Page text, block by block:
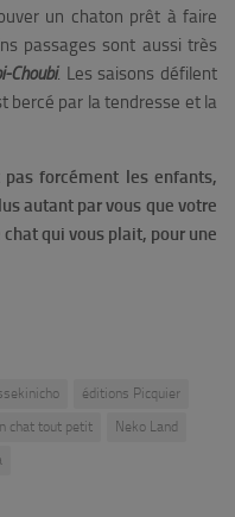
un chaton prêt à faire
passages sont aussi très
Choubi. Les saisons défilent
bercé par la tendresse et la
forcément les enfants,
autant par vous que votre
qui vous plait, pour une
éditions Picquier
chat tout petit
Neko Land